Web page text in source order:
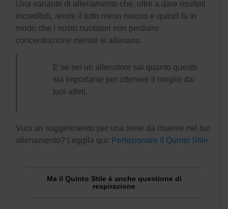
Una variante di allenamento che, oltre a dare risultati
incredibili, rende il tutto meno noioso e quindi fa in
modo che i nostri nuotatori non perdano
concentrazione mentre si allenano.
E se sei un allenatore sai quanto questo
sia importante per ottenere il meglio dai
tuoi atleti.
Vuoi un suggerimento per una serie da inserire nel tuo
allenamento? Leggila qui: Perfezionare il Quinto Stile.
Ma il Quinto Stile è anche questione di
respirazione